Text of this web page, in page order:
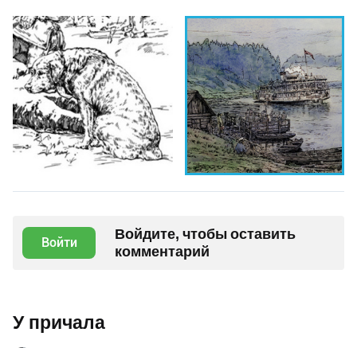
Войти
Войдите, чтобы оставить
комментарий
У причала